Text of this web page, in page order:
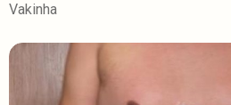
Vakinha